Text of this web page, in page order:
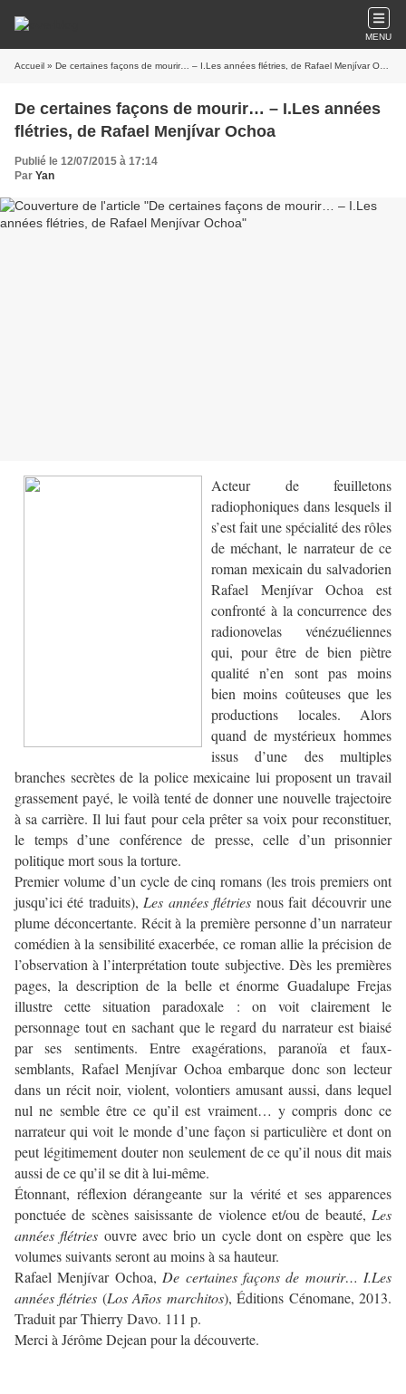
MENU
Accueil » De certaines façons de mourir… – I.Les années flétries, de Rafael Menjívar Ochoa
De certaines façons de mourir… – I.Les années
flétries, de Rafael Menjívar Ochoa
Publié le 12/07/2015 à 17:14
Par Yan
Acteur de feuilletons
radiophoniques dans lesquels il
s’est fait une spécialité des rôles
de méchant, le narrateur de ce
roman mexicain du salvadorien
Rafael Menjívar Ochoa est
confronté à la concurrence des
radionovelas vénézuéliennes
qui, pour être de bien piètre
qualité n’en sont pas moins
bien moins coûteuses que les
productions locales. Alors
quand de mystérieux hommes
issus d’une des multiples
branches secrètes de la police mexicaine lui proposent un travail
grassement payé, le voilà tenté de donner une nouvelle trajectoire
à sa carrière. Il lui faut pour cela prêter sa voix pour reconstituer,
le temps d’une conférence de presse, celle d’un prisonnier
politique mort sous la torture.
Premier volume d’un cycle de cinq romans (les trois premiers ont
jusqu’ici été traduits), Les années flétries nous fait découvrir une
plume déconcertante. Récit à la première personne d’un narrateur
comédien à la sensibilité exacerbée, ce roman allie la précision de
l’observation à l’interprétation toute subjective. Dès les premières
pages, la description de la belle et énorme Guadalupe Frejas
illustre cette situation paradoxale : on voit clairement le
personnage tout en sachant que le regard du narrateur est biaisé
par ses sentiments. Entre exagérations, paranoïa et faux-
semblants, Rafael Menjívar Ochoa embarque donc son lecteur
dans un récit noir, violent, volontiers amusant aussi, dans lequel
nul ne semble être ce qu’il est vraiment… y compris donc ce
narrateur qui voit le monde d’une façon si particulière et dont on
peut légitimement douter non seulement de ce qu’il nous dit mais
aussi de ce qu’il se dit à lui-même.
Étonnant, réflexion dérangeante sur la vérité et ses apparences
ponctuée de scènes saisissante de violence et/ou de beauté, Les
années flétries ouvre avec brio un cycle dont on espère que les
volumes suivants seront au moins à sa hauteur.
Rafael Menjívar Ochoa, De certaines façons de mourir… I.Les
années flétries (Los Años marchitos), Éditions Cénomane, 2013.
Traduit par Thierry Davo. 111 p.
Merci à Jérôme Dejean pour la découverte.